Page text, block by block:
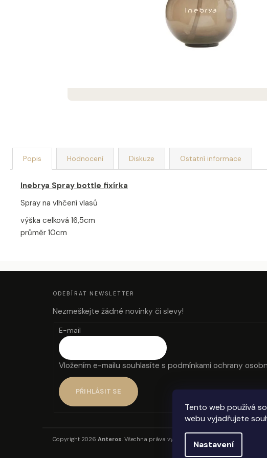
Tento web používá
webu vyjadřujete
Nastavení
Popis Hodnocení Diskuze Ostatní informace
Inebrya Spray bottle fixírka
Spray na vlhčení vlasů
výška celková 16,5cm
průměr 10cm
DEKORACE MÝDLOVÁ KYTICE ROMANCE
MÝDLOVÁ
859 Kč
Z
ODEBÍRAT NEWSLETTER
Nezmeškejte žádné novinky či slevy!
E-mail
Vložením e-mailu souhlasíte s podmínkami ochrany
PŘIHLÁSIT SE
Copyright 2026 Anteros. Všechna práva vyhrazena.